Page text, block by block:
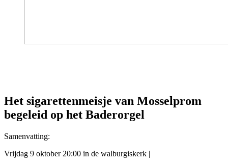
Het sigarettenmeisje van Mosselprom
begeleid op het Baderorgel
Samenvatting:
Vrijdag 9 oktober 20:00 in de walburgiskerk |